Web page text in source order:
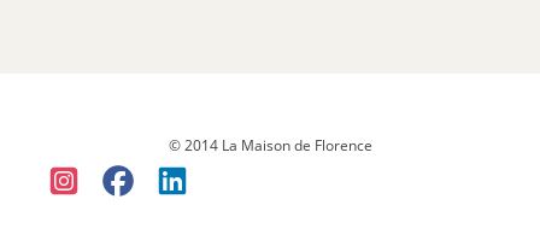
© 2014 La Maison de Florence